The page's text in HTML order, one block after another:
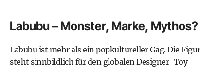
Labubu – Monster, Marke, Mythos?
Labubu ist mehr als ein popkultureller Gag. Die Figur
steht sinnbildlich für den globalen Designer-Toy-